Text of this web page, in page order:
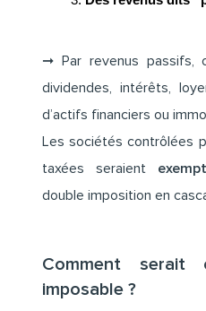
➞ Par revenus passifs,
dividendes, intérêts,
d’actifs financiers ou
Les sociétés contrôlées
taxées seraient
double imposition en
Comment serait
imposable ?